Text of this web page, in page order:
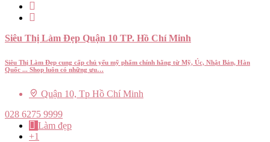
Siêu Thị Làm Đẹp Quận 10 TP. Hồ Chí Minh
Siêu Thị Làm Đẹp cung cấp chủ yếu mỹ phẩm chính hãng từ Mỹ, Úc, Nhật Bản, Hàn
Quốc ... Shop luôn có những ưu…
Quận 10, Tp Hồ Chí Minh
028 6275 9999
Làm đẹp
+1